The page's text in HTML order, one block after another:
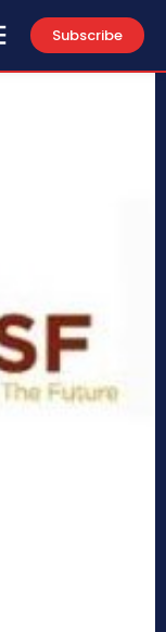
Subscribe